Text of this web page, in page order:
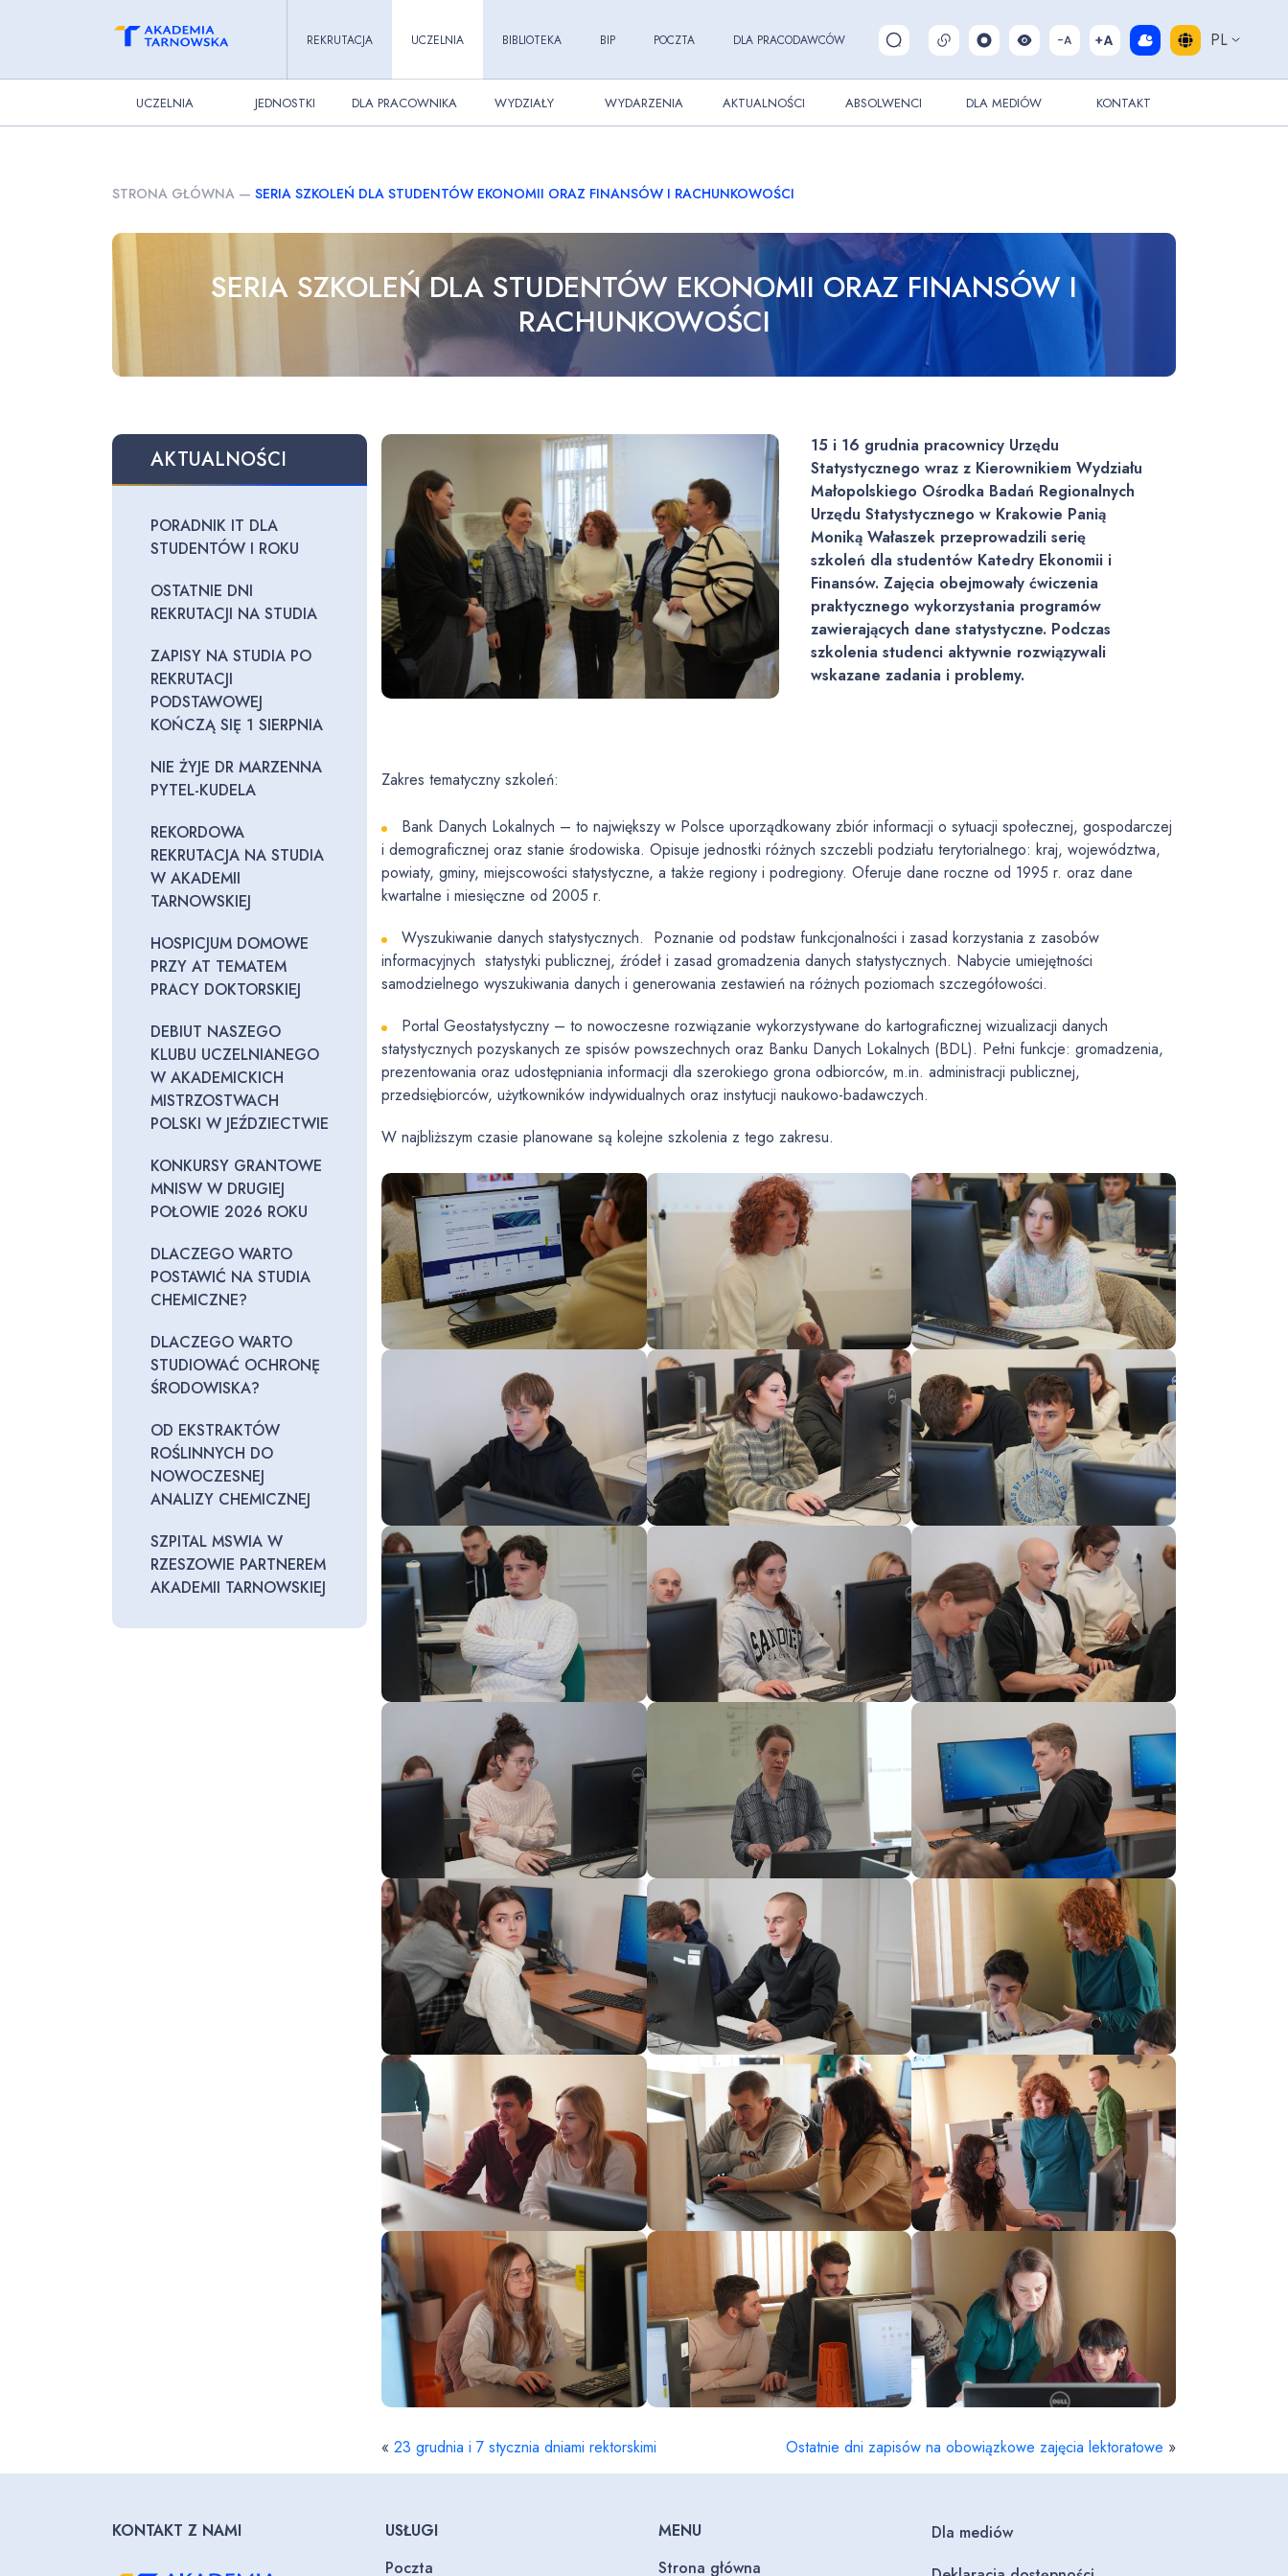
REKRUTACJA UCZELNIA BIBLIOTEKA BIP POCZTA DLA PRACODAWCÓW Pokaż/ukryj wyszukiwarkę PL
UCZELNIA JEDNOSTKI DLA PRACOWNIKA WYDZIAŁY WYDARZENIA AKTUALNOŚCI ABSOLWENCI DLA MEDIÓW KONTAKT
STRONA GŁÓWNA — SERIA SZKOLEŃ DLA STUDENTÓW EKONOMII ORAZ FINANSÓW I RACHUNKOWOŚCI
SERIA SZKOLEŃ DLA STUDENTÓW EKONOMII ORAZ FINANSÓW I
RACHUNKOWOŚCI
AKTUALNOŚCI
PORADNIK IT DLA
STUDENTÓW I ROKU
OSTATNIE DNI
REKRUTACJI NA STUDIA
ZAPISY NA STUDIA PO
REKRUTACJI
PODSTAWOWEJ
KOŃCZĄ SIĘ 1 SIERPNIA
NIE ŻYJE DR MARZENNA
PYTEL-KUDELA
REKORDOWA
REKRUTACJA NA STUDIA
W AKADEMII
TARNOWSKIEJ
HOSPICJUM DOMOWE
PRZY AT TEMATEM
PRACY DOKTORSKIEJ
DEBIUT NASZEGO
KLUBU UCZELNIANEGO
W AKADEMICKICH
MISTRZOSTWACH
POLSKI W JEŹDZIECTWIE
KONKURSY GRANTOWE
MNISW W DRUGIEJ
POŁOWIE 2026 ROKU
DLACZEGO WARTO
POSTAWIĆ NA STUDIA
CHEMICZNE?
DLACZEGO WARTO
STUDIOWAĆ OCHRONĘ
ŚRODOWISKA?
OD EKSTRAKTÓW
ROŚLINNYCH DO
NOWOCZESNEJ
ANALIZY CHEMICZNEJ
SZPITAL MSWIA W
RZESZOWIE PARTNEREM
AKADEMII TARNOWSKIEJ
15 i 16 grudnia pracownicy Urzędu
Statystycznego wraz z Kierownikiem Wydziału
Małopolskiego Ośrodka Badań Regionalnych
Urzędu Statystycznego w Krakowie Panią
Moniką Wałaszek przeprowadzili serię
szkoleń dla studentów Katedry Ekonomii i
Finansów. Zajęcia obejmowały ćwiczenia
praktycznego wykorzystania programów
zawierających dane statystyczne. Podczas
szkolenia studenci aktywnie rozwiązywali
wskazane zadania i problemy.
Zakres tematyczny szkoleń:
Bank Danych Lokalnych – to największy w Polsce uporządkowany zbiór informacji o sytuacji społecznej, gospodarczej
i demograficznej oraz stanie środowiska. Opisuje jednostki różnych szczebli podziału terytorialnego: kraj, województwa,
powiaty, gminy, miejscowości statystyczne, a także regiony i podregiony. Oferuje dane roczne od 1995 r. oraz dane
kwartalne i miesięczne od 2005 r.
Wyszukiwanie danych statystycznych. Poznanie od podstaw funkcjonalności i zasad korzystania z zasobów
informacyjnych statystyki publicznej, źródeł i zasad gromadzenia danych statystycznych. Nabycie umiejętności
samodzielnego wyszukiwania danych i generowania zestawień na różnych poziomach szczegółowości.
Portal Geostatystyczny – to nowoczesne rozwiązanie wykorzystywane do kartograficznej wizualizacji danych
statystycznych pozyskanych ze spisów powszechnych oraz Banku Danych Lokalnych (BDL). Pełni funkcje: gromadzenia,
prezentowania oraz udostępniania informacji dla szerokiego grona odbiorców, m.in. administracji publicznej,
przedsiębiorców, użytkowników indywidualnych oraz instytucji naukowo-badawczych.
W najbliższym czasie planowane są kolejne szkolenia z tego zakresu.
«23 grudnia i 7 stycznia dniami rektorskimi Ostatnie dni zapisów na obowiązkowe zajęcia lektoratowe »
KONTAKT Z NAMI
USŁUGI
Poczta
MENU
Strona główna
Dla mediów